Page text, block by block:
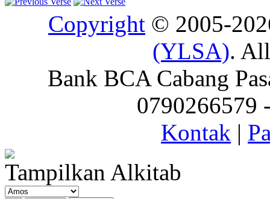
Copyright © 2005-
(YLSA).
Bank BCA Cabang
0790266579
Kontak |
Tampilkan Alkitab